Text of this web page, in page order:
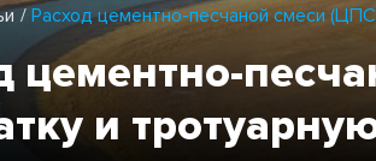
Расход цементно-песчаной смеси
цементно-
и